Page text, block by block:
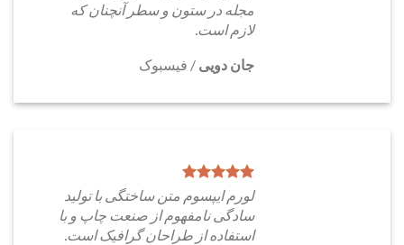
مجله در ستون و سطر آنچنان که
لازم است.
جان دویی / فیسبوک
لورم ایپسوم متن ساختگی با تولید
سادگی نامفهوم از صنعت چاپ و با
استفاده از طراحان گرافیک است.